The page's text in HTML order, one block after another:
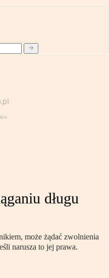
długu
może żądać zwolnienia
narusza to jej prawa.